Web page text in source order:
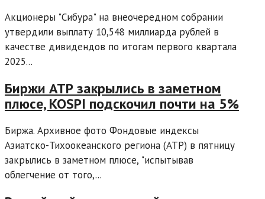
Акционеры "Сибура" на внеочередном собрании
утвердили выплату 10,548 миллиарда рублей в
качестве дивидендов по итогам первого квартала
2025...
Биржи АТР закрылись в заметном
плюсе, KOSPI подскочил почти на 5%
Биржа. Архивное фото Фондовые индексы
Азиатско-Тихоокеанского региона (АТР) в пятницу
закрылись в заметном плюсе, "испытывав
облегчение от того,...